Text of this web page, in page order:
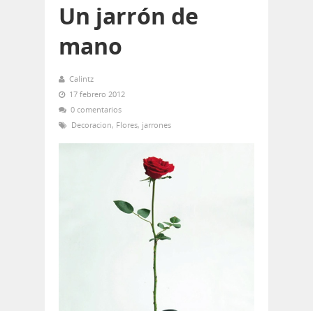
Un jarrón de
mano
Calintz
17 febrero 2012
0 comentarios
Decoracion, Flores, jarrones